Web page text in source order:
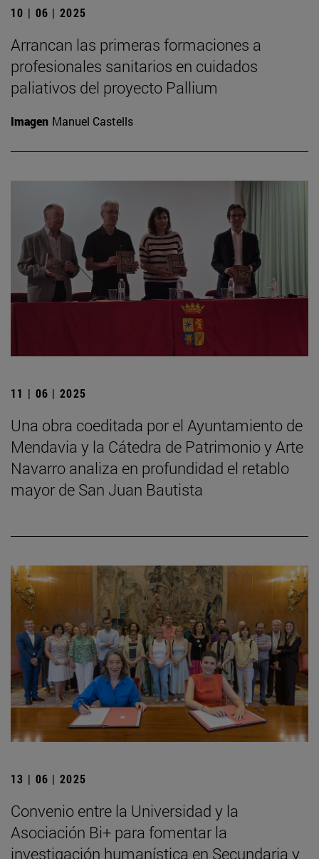
10 | 06 | 2025
Arrancan las primeras formaciones a
profesionales sanitarios en cuidados
paliativos del proyecto Pallium
Imagen Manuel Castells
11 | 06 | 2025
Una obra coeditada por el Ayuntamiento de
Mendavia y la Cátedra de Patrimonio y Arte
Navarro analiza en profundidad el retablo
mayor de San Juan Bautista
13 | 06 | 2025
Convenio entre la Universidad y la
Asociación Bi+ para fomentar la
investigación humanística en Secundaria y